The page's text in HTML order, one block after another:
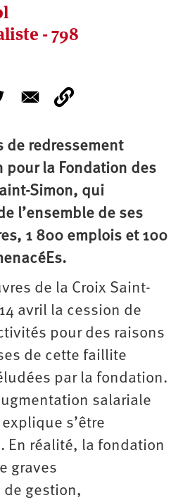
- 798
de redressement
pour la Fondation des
Simon, qui
l’ensemble de ses
1 800 emplois et 100
de la Croix Saint-
avril la cession de
pour des raisons
de cette faillite
par la fondation.
salariale
s’être
En réalité, la fondation
graves
gestion,